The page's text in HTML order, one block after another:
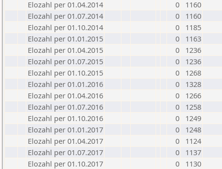
Elozahl per 01.04.2014
0
1160
Elozahl per 01.07.2014
0
1160
Elozahl per 01.10.2014
0
1185
Elozahl per 01.01.2015
0
1163
Elozahl per 01.04.2015
0
1236
Elozahl per 01.07.2015
0
1236
Elozahl per 01.10.2015
0
1268
Elozahl per 01.01.2016
0
1328
Elozahl per 01.04.2016
0
1266
Elozahl per 01.07.2016
0
1258
Elozahl per 01.10.2016
0
1249
Elozahl per 01.01.2017
0
1248
Elozahl per 01.04.2017
0
1124
Elozahl per 01.07.2017
0
1137
Elozahl per 01.10.2017
0
1130